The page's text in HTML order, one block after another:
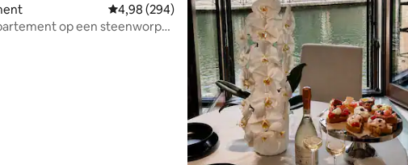
van 4,91 op 5, 296 recensiesGemiddelde beoordeling van 4,98 op 5, 294 recensies
4,98 (294)
op een steenworp